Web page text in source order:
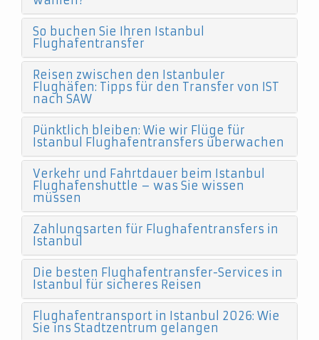
So buchen Sie Ihren Istanbul
Flughafentransfer
Reisen zwischen den Istanbuler
Flughäfen: Tipps für den Transfer von IST
nach SAW
Pünktlich bleiben: Wie wir Flüge für
Istanbul Flughafentransfers überwachen
Verkehr und Fahrtdauer beim Istanbul
Flughafenshuttle – was Sie wissen
müssen
Zahlungsarten für Flughafentransfers in
Istanbul
Die besten Flughafentransfer-Services in
Istanbul für sicheres Reisen
Flughafentransport in Istanbul 2026: Wie
Sie ins Stadtzentrum gelangen